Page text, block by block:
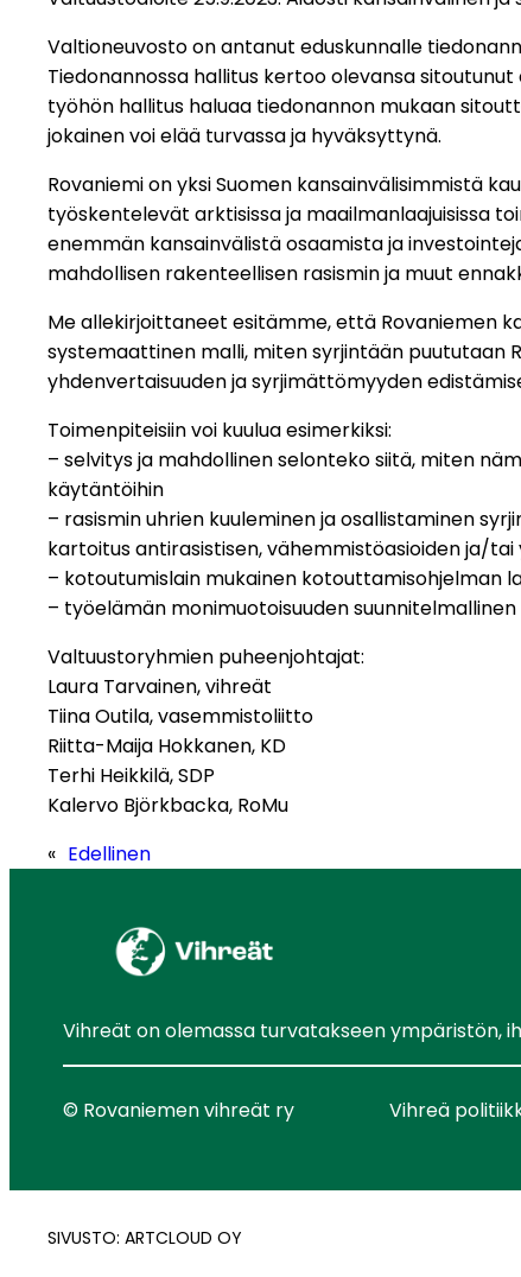
Valtioneuvosto on antanut eduskunnalle
Tiedonannossa hallitus kertoo olevansa
työhön hallitus haluaa tiedonannon mukaan
jokainen voi elää turvassa ja hyväksyttynä.
Rovaniemi on yksi Suomen kansainvälisimmistä
työskentelevät arktisissa ja maailmanlaajuisissa
enemmän kansainvälistä osaamista ja
mahdollisen rakenteellisen rasismin ja muut
Me allekirjoittaneet esitämme, että Rovaniemen
systemaattinen malli, miten syrjintään puututaan
yhdenvertaisuuden ja syrjimättömyyden
Toimenpiteisiin voi kuulua esimerkiksi:
– selvitys ja mahdollinen selonteko siitä, miten
käytäntöihin
– rasismin uhrien kuuleminen ja osallistaminen
kartoitus antirasistisen, vähemmistöasioiden ja/
– kotoutumislain mukainen kotouttamisohjelman
– työelämän monimuotoisuuden
Valtuustoryhmien puheenjohtajat:
Laura Tarvainen, vihreät
Tiina Outila, vasemmistoliitto
Riitta-Maija Hokkanen, KD
Terhi Heikkilä, SDP
Kalervo Björkbacka, RoMu
« Edellinen
Vihreät on olemassa turvatakseen ympäristön,
© Rovaniemen vihreät ry Vihreä
SIVUSTO: ARTCLOUD OY